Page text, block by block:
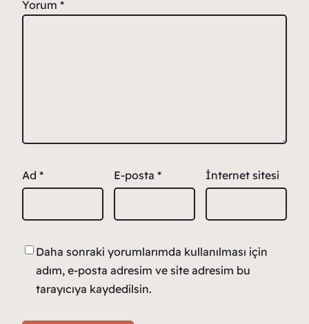
Yorum *
Ad * E-posta * İnternet sitesi
Daha sonraki yorumlarımda kullanılması için
adım, e-posta adresim ve site adresim bu
tarayıcıya kaydedilsin.